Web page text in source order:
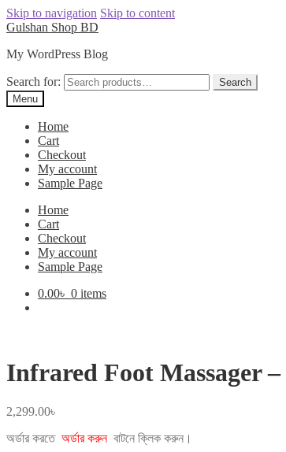
Skip to navigation Skip to content
Gulshan Shop BD
My WordPress Blog
Search for:
Search
Menu
Home
Cart
Checkout
My account
Sample Page
Home
Cart
Checkout
My account
Sample Page
0.00৳ 0 items
Infrared Foot Massager –
2,299.00৳
অর্ডার করতে অর্ডার করুনবাটনে ক্লিক করুন।